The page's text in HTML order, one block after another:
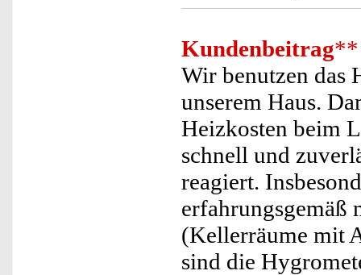
Kundenbeitrag**
Wir benutzen das
unserem Haus.
Heizkosten beim
schnell und
reagiert.
erfahrungsgemäß
(Kellerräume mit
sind die